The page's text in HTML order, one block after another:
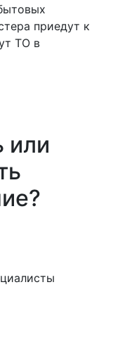
приедут к
ТО в
или